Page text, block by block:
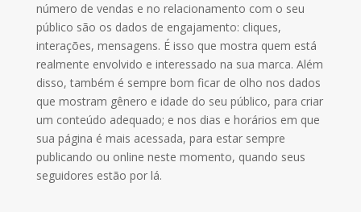
número de vendas e no relacionamento com o seu
público são os dados de engajamento: cliques,
interações, mensagens. É isso que mostra quem está
realmente envolvido e interessado na sua marca. Além
disso, também é sempre bom ficar de olho nos dados
que mostram gênero e idade do seu público, para criar
um conteúdo adequado; e nos dias e horários em que
sua página é mais acessada, para estar sempre
publicando ou online neste momento, quando seus
seguidores estão por lá.